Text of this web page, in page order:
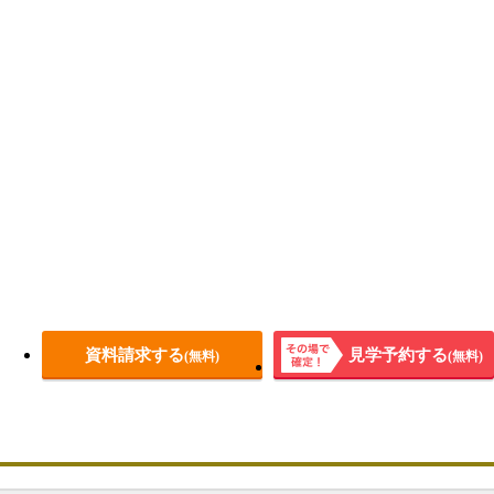
資料請求する(無料)
その場
見学予約する(無料)